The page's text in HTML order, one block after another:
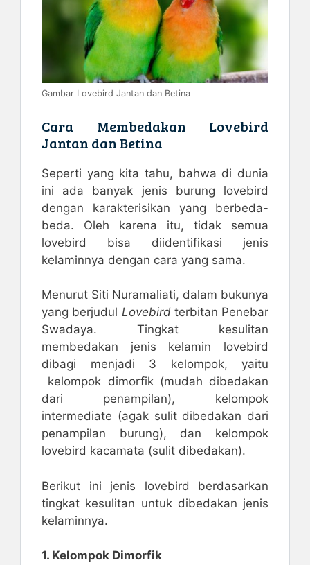
Gambar Lovebird Jantan dan Betina
Cara Membedakan Lovebird
Jantan dan Betina
Seperti yang kita tahu, bahwa di dunia
ini ada banyak jenis burung lovebird
dengan karakterisikan yang berbeda-
beda. Oleh karena itu, tidak semua
lovebird bisa diidentifikasi jenis
kelaminnya dengan cara yang sama.
Menurut Siti Nuramaliati, dalam bukunya
yang berjudul Lovebirdterbitan Penebar
Swadaya. Tingkat kesulitan
membedakan jenis kelamin lovebird
dibagi menjadi 3 kelompok, yaitu
kelompok dimorfik (mudah dibedakan
dari penampilan), kelompok
intermediate (agak sulit dibedakan dari
penampilan burung), dan kelompok
lovebird kacamata (sulit dibedakan).
Berikut ini jenis lovebird berdasarkan
tingkat kesulitan untuk dibedakan jenis
kelaminnya.
1. Kelompok Dimorfik